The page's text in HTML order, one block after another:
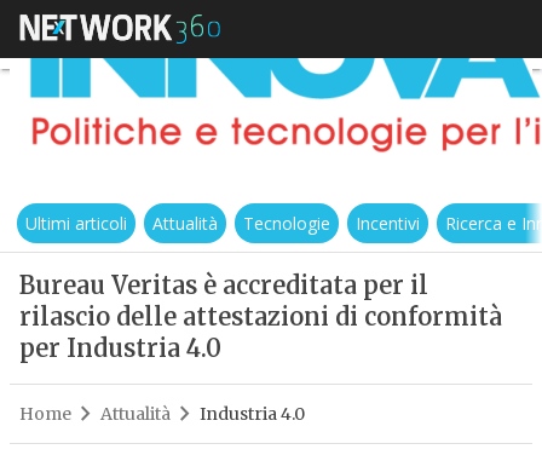
Ultimi articoli Attualità Tecnologie Incentivi Ricerca e
Bureau Veritas è accreditata per il
rilascio delle attestazioni di conformità
per Industria 4.0
Home Attualità Industria 4.0